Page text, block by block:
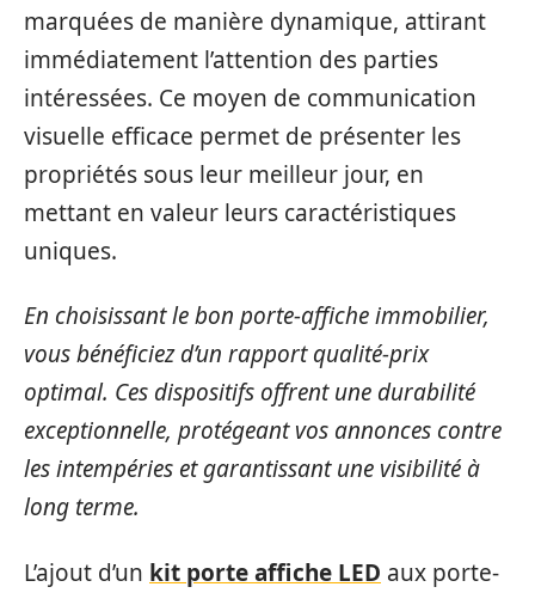
marquées de manière dynamique, attirant
immédiatement l’attention des parties
intéressées. Ce moyen de communication
visuelle efficace permet de présenter les
propriétés sous leur meilleur jour, en
mettant en valeur leurs caractéristiques
uniques.
En choisissant le bon porte-affiche immobilier,
vous bénéficiez d’un rapport qualité-prix
optimal. Ces dispositifs offrent une durabilité
exceptionnelle, protégeant vos annonces contre
les intempéries et garantissant une visibilité à
long terme.
L’ajout d’un kit porte affiche LED aux porte-